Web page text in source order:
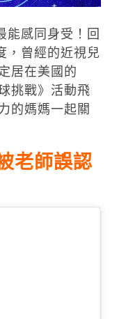
感同身受！回
，曾經的近視兒
居在美國的
挑戰》活動飛
的媽媽一起關
老師誤認